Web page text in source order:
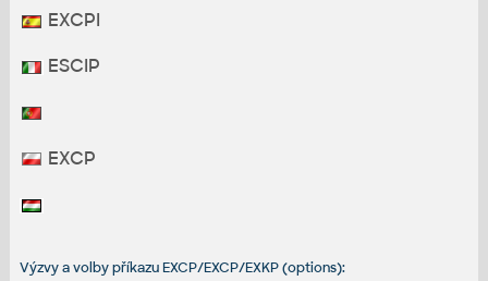
EXCPI
ESCIP
EXCP
Výzvy a volby příkazu EXCP/EXCP/EXKP (options):